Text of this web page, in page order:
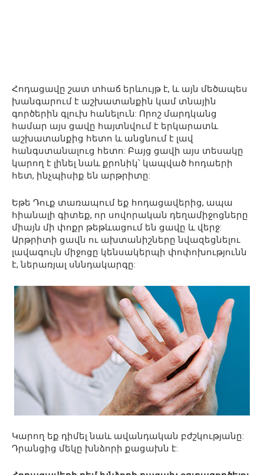
Հոդացավը շատ տհաճ երևույթ է, և այն մեծապես
խանգարում է աշխատանքին կամ տնային
գործերին գլուխ հանելուն: Որոշ մարդկանց
համար այս ցավը հայտնվում է երկարատև
աշխատանքից հետո և անցնում է լավ
հանգստանալուց հետո: Բայց ցավի այս տեսակը
կարող է լինել նաև քրոնիկ՝ կապված հոդաերի
հետ, ինչպիսիք են արթրիտը:
Եթե ​​Դուք տառապում եք հոդացավերից, ապա
հիանալի գիտեք, որ սովորական դեղամիջոցները
միայն մի փոքր թեթևացում են ցավը և վերջ:
Արթրիտի ցավն ու ախտանիշները նվազեցնելու
լավագույն միջոցը կենսակերպի փոփոխությունն
է, ներառյալ սննդակարգը:
Կարող եք դիմել նաև ավանդական բժշկությանը:
Դրանցից մեկը խնձորի քացախն է: